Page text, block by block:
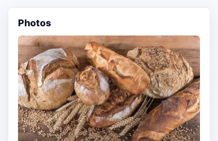
Photos